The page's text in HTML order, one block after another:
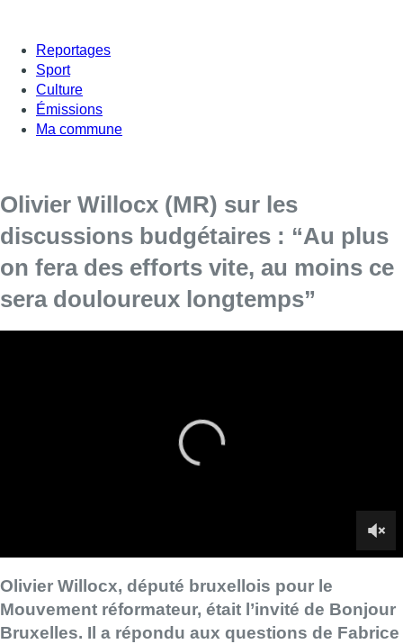
Reportages
Sport
Culture
Émissions
Ma commune
Olivier Willocx (MR) sur les
discussions budgétaires : “Au plus
on fera des efforts vite, au moins ce
sera douloureux longtemps”
des réunions sont programmées jusqu’à la fin de la semaine.
“Je me réjouis que les gens parlent, je
pense que quand les gens se parlent c’est mieux qu’on ne
de déclarations hâtives pendant ces discussions.
Au niveau des négociations budgétaires, Olivier Willocx